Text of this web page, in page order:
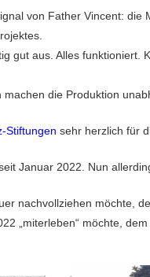
von Father Vincent:
gut aus. Alles funktioniert.
machen die Produktion
Stiftungen sehr herzlich für
Januar 2022. Nun
nachvollziehen möchte,
„miterleben“ möchte,